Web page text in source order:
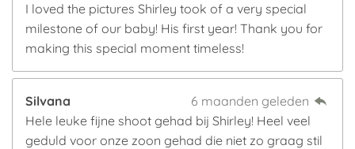
I loved the pictures Shirley took of a very special
milestone of our baby! His first year! Thank you for
making this special moment timeless!
Silvana
6 maanden geleden
Hele leuke fijne shoot gehad bij Shirley! Heel veel
geduld voor onze zoon gehad die niet zo graag stil